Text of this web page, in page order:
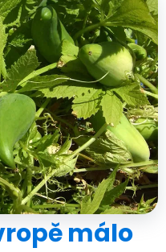
málo